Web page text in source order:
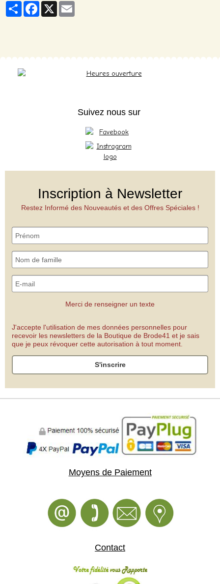
PartagerFacebook
X
Suivez nous sur
Inscription à Newsletter
Restez Informé des Nouveautés et des Offres Spéciales !
Merci de renseigner un texte
J'accepte l'utilisation de mes données personnelles pour
recevoir les newsletters de la Boutique de Brode41 et je sais
que je peux révoquer cette autorisation à tout moment.
S'inscrire
Moyens de Paiement
Contact